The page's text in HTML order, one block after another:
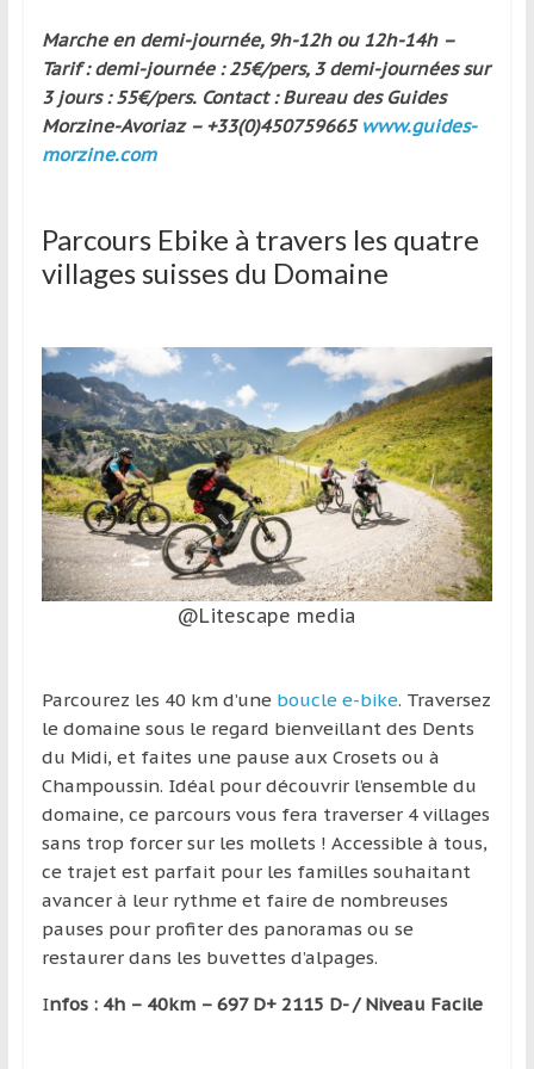
Marche en demi-journée, 9h-12h ou 12h-14h –
Tarif : demi-journée : 25€/pers, 3 demi-journées sur
3 jours : 55€/pers. Contact : Bureau des Guides
Morzine-Avoriaz – +33(0)450759665 www.guides-
morzine.com
Parcours Ebike à travers les quatre
villages suisses du Domaine
@Litescape media
Parcourez les 40 km d’une boucle e-bike. Traversez
le domaine sous le regard bienveillant des Dents
du Midi, et faites une pause aux Crosets ou à
Champoussin. Idéal pour découvrir l’ensemble du
domaine, ce parcours vous fera traverser 4 villages
sans trop forcer sur les mollets ! Accessible à tous,
ce trajet est parfait pour les familles souhaitant
avancer à leur rythme et faire de nombreuses
pauses pour profiter des panoramas ou se
restaurer dans les buvettes d’alpages.
Infos : 4h – 40km – 697 D+ 2115 D- / Niveau Facile